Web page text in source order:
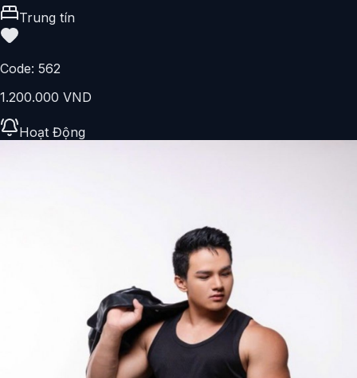
Trung tín
Code: 562
1.200.000 VND
Hoạt Động